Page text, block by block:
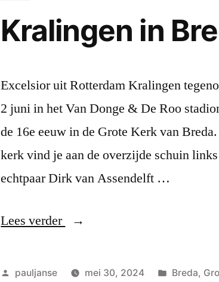
Kralingen in
Excelsior uit Rotterdam Kralingen
2 juni in het Van Donge & De Roo
de 16e eeuw in de Grote Kerk van
kerk vind je aan de overzijde schuin
echtpaar Dirk van Assendelft …
Lees verder
“Kralingen
Breda”
Geplaatst
pauljanse mei 30, 2024
Geplaatst
Breda,